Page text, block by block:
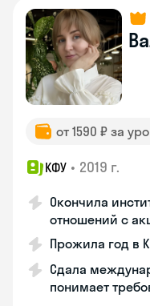
от 1590 ₽ за
КФУ • 2019 г.
Окончила
отношений с
Прожила год в
Сдала
понимает